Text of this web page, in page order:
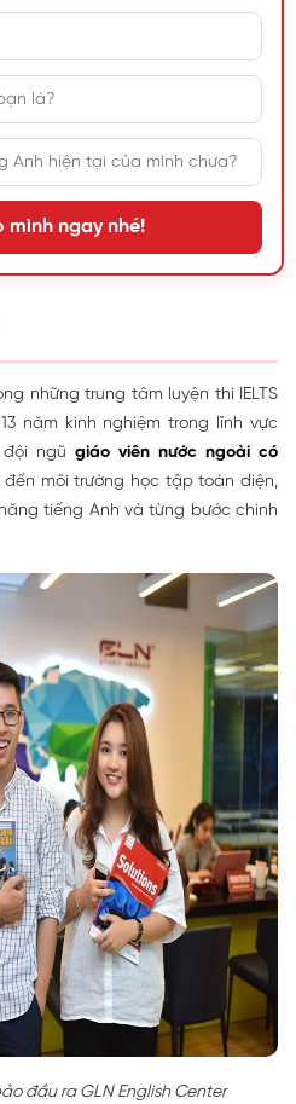
mình ngay nhé!
những trung tâm luyện thi IELTS
năm kinh nghiệm trong lĩnh vực
ngũ giáo viên nước ngoài có
đến môi trường học tập toàn diện,
tiếng Anh và từng bước chinh
đầu ra GLN English Center